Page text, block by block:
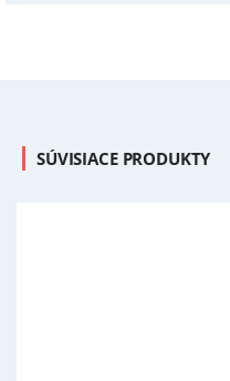
SÚVISIACE PRODUKTY